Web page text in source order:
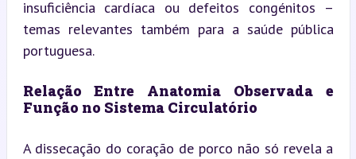
insuficiência cardíaca ou defeitos congénitos –
temas relevantes também para a saúde pública
portuguesa.
Relação Entre Anatomia Observada e
Função no Sistema Circulatório
A dissecação do coração de porco não só revela a